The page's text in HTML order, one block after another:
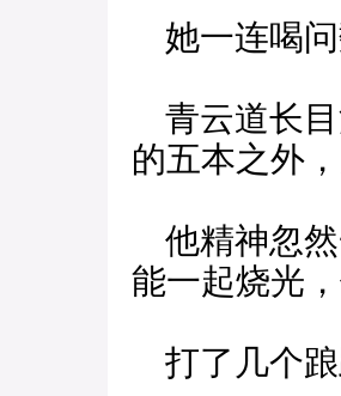
她一连喝问
青云道长目
的五本之外
他精神忽然
能一起烧光
打了几个